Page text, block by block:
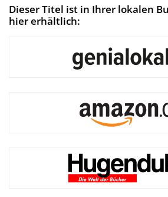
Dieser Titel ist in Ihrer lokalen
hier erhältlich: